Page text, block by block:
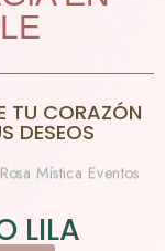
TU CORAZÓN
DESEOS
LILA